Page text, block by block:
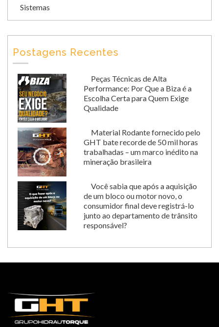
Sistemas
Postagens Recentes
Peças Técnicas de Alta
Performance: Por Que a Biza é a
Escolha Certa para Quem Exige
Qualidade
Material Rodante fornecido pelo
GHT bate recorde de 50 mil horas
trabalhadas – um marco inédito na
mineração brasileira
Você sabia que após a aquisição
de um bloco ou motor novo, o
consumidor final deve registrá-lo
junto ao departamento de trânsito
responsável?